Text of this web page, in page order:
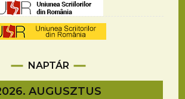
NAPTÁR
AUGUSZTUS